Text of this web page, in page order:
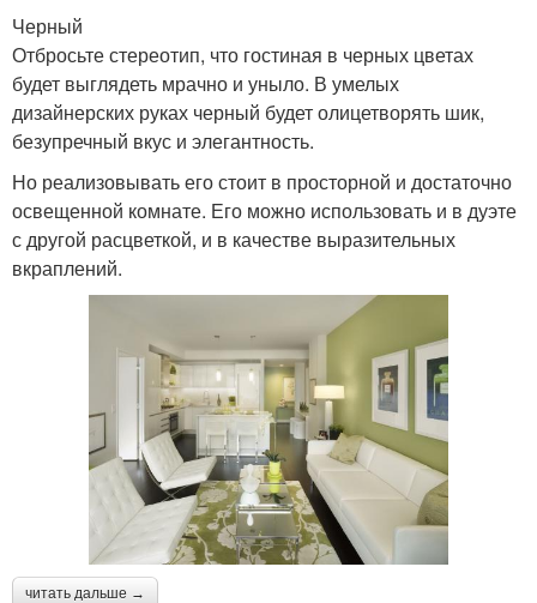
Черный
Отбросьте стереотип, что гостиная в черных цветах
будет выглядеть мрачно и уныло. В умелых
дизайнерских руках черный будет олицетворять шик,
безупречный вкус и элегантность.
Но реализовывать его стоит в просторной и достаточно
освещенной комнате. Его можно использовать и в дуэте
с другой расцветкой, и в качестве выразительных
вкраплений.
читать дальше →